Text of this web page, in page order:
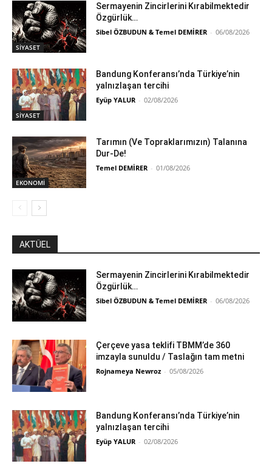
SİYASET
Sermayenin Zincirlerini Kırabilmektedir
Özgürlük…
Sibel ÖZBUDUN & Temel DEMİRER - 06/08/2026
SİYASET
Bandung Konferansı’nda Türkiye’nin
yalnızlaşan tercihi
Eyüp YALUR - 02/08/2026
EKONOMİ
Tarımın (Ve Topraklarımızın) Talanına
Dur-De!
Temel DEMİRER - 01/08/2026
AKTÜEL
Sermayenin Zincirlerini Kırabilmektedir
Özgürlük…
Sibel ÖZBUDUN & Temel DEMİRER - 06/08/2026
Çerçeve yasa teklifi TBMM’de 360
imzayla sunuldu / Taslağın tam metni
Rojnameya Newroz - 05/08/2026
Bandung Konferansı’nda Türkiye’nin
yalnızlaşan tercihi
Eyüp YALUR - 02/08/2026